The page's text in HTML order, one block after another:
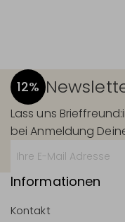
12%
Lass uns
bei Anmeldung
Informationen
Kontakt